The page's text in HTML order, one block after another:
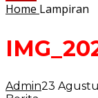
Home Lampiran
Admin23